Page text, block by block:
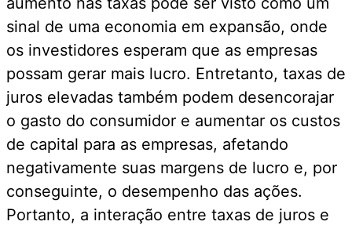
sinal de uma economia em expansão, onde
os investidores esperam que as empresas
possam gerar mais lucro. Entretanto, taxas de
juros elevadas também podem desencorajar
o gasto do consumidor e aumentar os custos
de capital para as empresas, afetando
negativamente suas margens de lucro e, por
conseguinte, o desempenho das ações.
Portanto, a interação entre taxas de juros e